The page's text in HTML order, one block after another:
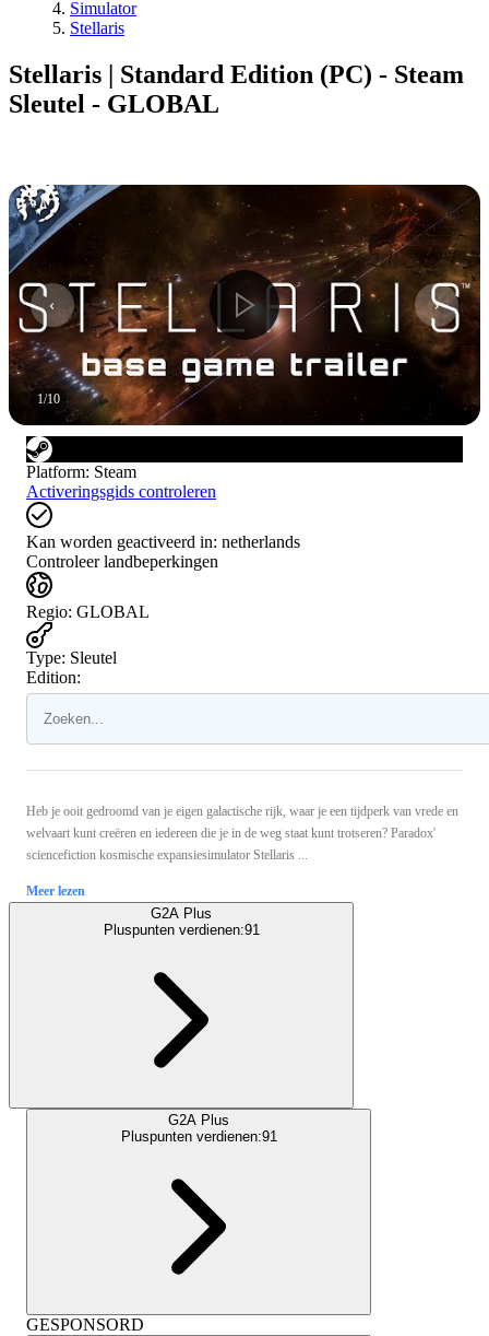
Simulator
Stellaris
Stellaris | Standard Edition (PC) - Steam
Sleutel - GLOBAL
1/10
Platform: Steam
Activeringsgids controleren
Kan worden geactiveerd in: netherlands
Controleer landbeperkingen
Regio: GLOBAL
Type: Sleutel
Edition:
Heb je ooit gedroomd van je eigen galactische rijk, waar je een tijdperk van vrede en
welvaart kunt creëren en iedereen die je in de weg staat kunt trotseren? Paradox'
sciencefiction kosmische expansiesimulator Stellaris ...
Meer lezen
G2A Plus
Pluspunten verdienen:91
G2A Plus
Pluspunten verdienen:91
GESPONSORD